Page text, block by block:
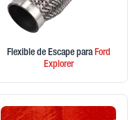
Flexible de Escape paraFord
Explorer